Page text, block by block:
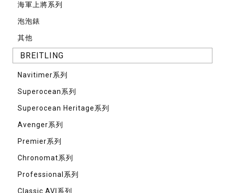
海軍上將系列
泡泡錶
其他
BREITLING
Navitimer系列
Superocean系列
Superocean Heritage系列
Avenger系列
Premier系列
Chronomat系列
Professional系列
Classic AVI系列